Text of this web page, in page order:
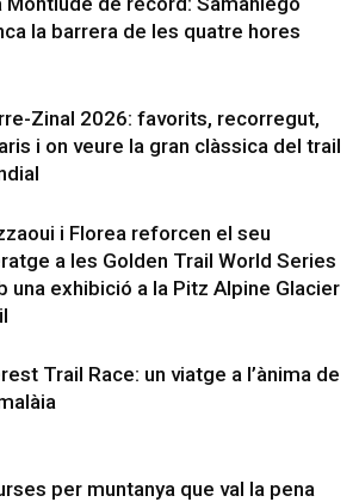
la barrera de les quatre hores
Zinal 2026: favorits, recorregut,
i on veure la gran clàssica del trail
i Florea reforcen el seu
a les Golden Trail World Series
una exhibició a la Pitz Alpine Glacier
Trail Race: un viatge a l’ànima de
per muntanya que val la pena